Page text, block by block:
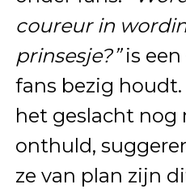
coureur in
prinsesje?”is een
fans bezig
het geslacht nog
onthuld,
ze van plan zijn